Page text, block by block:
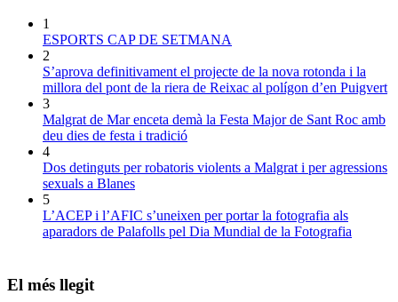
1
ESPORTS CAP DE SETMANA
2
S’aprova definitivament el projecte de la nova rotonda i la
millora del pont de la riera de Reixac al polígon d’en Puigvert
3
Malgrat de Mar enceta demà la Festa Major de Sant Roc amb
deu dies de festa i tradició
4
Dos detinguts per robatoris violents a Malgrat i per agressions
sexuals a Blanes
5
L’ACEP i l’AFIC s’uneixen per portar la fotografia als
aparadors de Palafolls pel Dia Mundial de la Fotografia
El més llegit